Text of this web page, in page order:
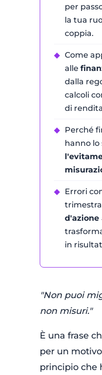
per
la tua
coppia.
◆ Come
alle
dalla
calcoli
di
◆ Perché
hanno lo
◆ Errori
d'azione
in
"Non puoi
non misuri."
È una frase
per un
principio che